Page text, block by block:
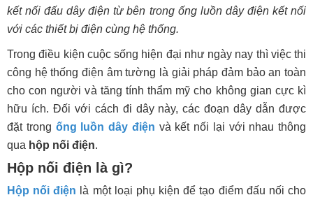
kết nối đấu dây điện từ bên trong ống luồn dây điện kết nối
với các thiết bị điện cùng hệ thống.
Trong điều kiện cuộc sống hiện đại như ngày nay thì việc thi
công hệ thống điện âm tường là giải pháp đảm bảo an toàn
cho con người và tăng tính thẩm mỹ cho không gian cực kì
hữu ích. Đối với cách đi dây này, các đoạn dây dẫn được
đặt trong ống luồn dây điện và kết nối lại với nhau thông
qua hộp nối điện.
Hộp nối điện là gì?
Hộp nối điện là một loại phụ kiện để tạo điểm đấu nối cho